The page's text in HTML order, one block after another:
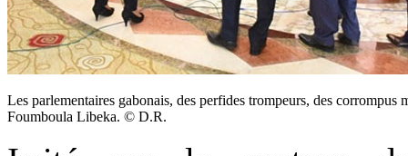
Les parlementaires gabonais, des perfides trompeurs, des corrompus
Foumboula Libeka. © D.R.